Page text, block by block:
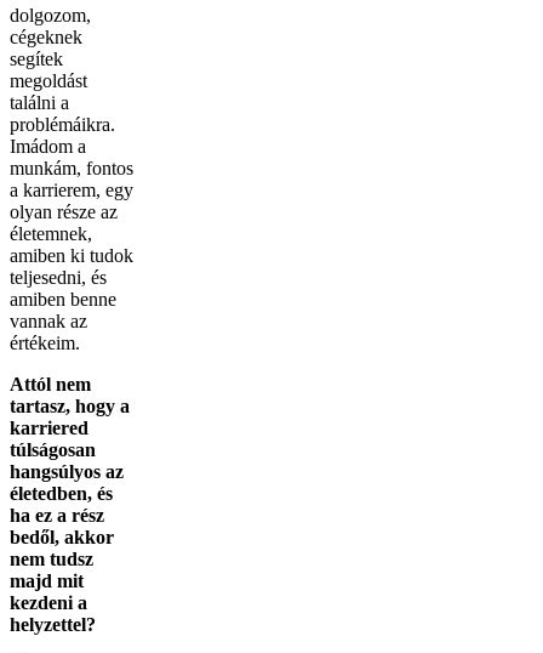
dolgozom,
cégeknek
segítek
megoldást
találni a
problémáikra.
Imádom a
munkám, fontos
a karrierem, egy
olyan része az
életemnek,
amiben ki tudok
teljesedni, és
amiben benne
vannak az
értékeim.
Attól nem
tartasz, hogy a
karriered
túlságosan
hangsúlyos az
életedben, és
ha ez a rész
bedől, akkor
nem tudsz
majd mit
kezdeni a
helyzettel?